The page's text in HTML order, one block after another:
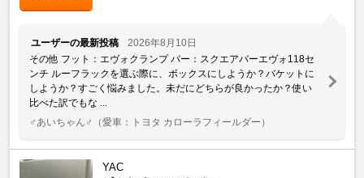
ユーザーの最新投稿
2026年8月10日
その他 フット：エヴォクランプ バー：スクエアバーエヴォ118セ
ンチ ルーフラックを選ぶ際に、ボックスにしようか？バケットに
しようか？すごく悩みました。未だにどちらが良かったか？使い
比べた訳でもな ...
♂あいちゃん♂
（愛車：トヨタ カローラフィールダー）
YAC